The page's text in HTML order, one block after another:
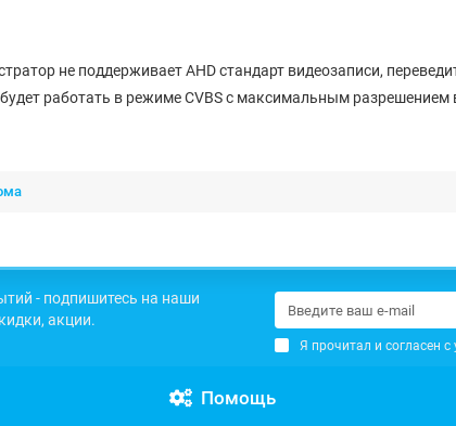
не поддерживает AHD стандарт видеозаписи,
работать в режиме CVBS с максимальным
- подпишитесь на наши
акции.
Я прочитал и согласен с
Помощь